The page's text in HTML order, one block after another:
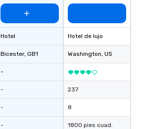
Hotel
Bicester, GB1
-
-
-
-
Hotel de lujo
Washington, US
237
8
1800 pies cuad.